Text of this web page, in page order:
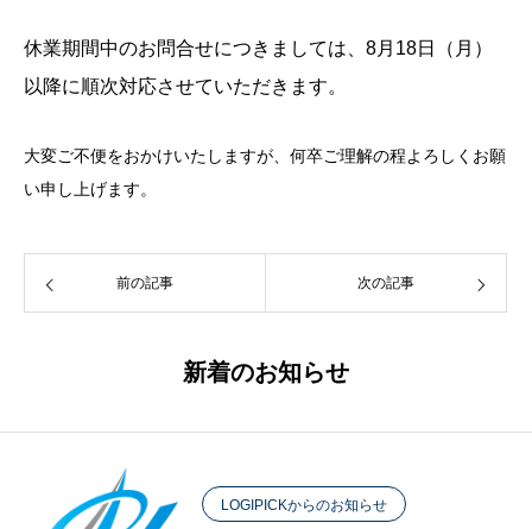
休業期間中のお問合せにつきましては、8月18日（月）
以降に順次対応させていただきます。
大変ご不便をおかけいたしますが、何卒ご理解の程よろしくお願
い申し上げます。
前の記事 次の記事
新着のお知らせ
LOGIPICKからのお知らせ